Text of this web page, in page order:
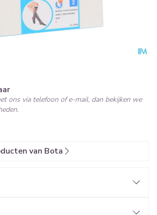
ons via telefoon of e-mail, dan bekijken we
van Bota